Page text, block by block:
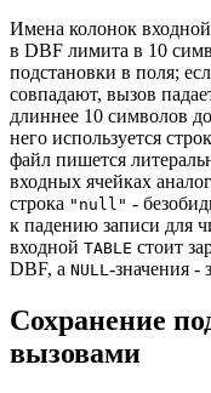
Имена колонок
в DBF лимита в 10
подстановки в поля;
совпадают, вызов
длиннее 10 символов
него используется
файл пишется
входных ячейках
строка "null" -
к падению записи для
входной TABLE стоит
DBF, а NULL-значения -
Сохранение
вызовами